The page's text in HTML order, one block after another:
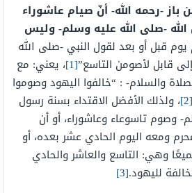
باز -رحمه الله- أنّ صيام عاشوراء
-صلى الله عليه وسلم- وليس
قبل أو بعد لقول النبي -صلى الله
قابل لأصومن التاسع”[1] ، يعني: مع
والسلام- : “خالفوا اليهود وصوموا
[2] ، ولذلك الأفضل الاقتداء بسنة رسول
وصوم تاسوعاء وعاشوراء، أو أن
ومعه اليوم الحادي عشر بعده، أو
وهي: التاسع والعاشر والحادي
لليهود.[3]